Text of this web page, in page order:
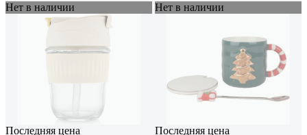
Нет в наличии
Последняя цена
Нет в наличии
Последняя цена